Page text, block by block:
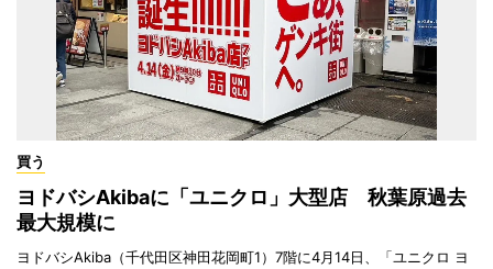
買う
ヨドバシAkibaに「ユニクロ」大型店 秋葉原過去
最大規模に
ヨドバシAkiba（千代田区神田花岡町1）7階に4月14日、「ユニクロ ヨ